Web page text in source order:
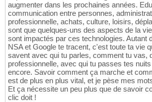
augmenter dans les prochaines années.
communication entre personnes,
professionnelle, achats, culture, loisirs,
sont que quelques-uns des aspects de la
sont impactés par ces technologies. Autant
NSA et Google te tracent, c'est toute ta vie
savent avec qui tu parles, comment tu vas,
professionnelle, avec qui tu passes tes
encore. Savoir comment ça marche et
est de plus en plus vital, et je pèse mes
Et ça nécessite un peu plus que de savoir
clic doit !